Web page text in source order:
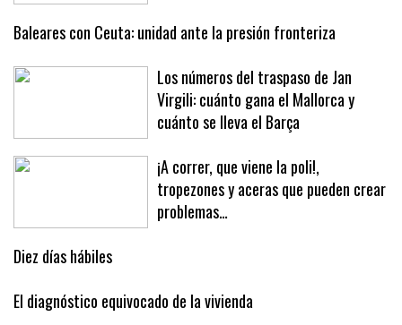
Baleares con Ceuta: unidad ante la presión fronteriza
Los números del traspaso de Jan
Virgili: cuánto gana el Mallorca y
cuánto se lleva el Barça
¡A correr, que viene la poli!,
tropezones y aceras que pueden crear
problemas…
Diez días hábiles
El diagnóstico equivocado de la vivienda